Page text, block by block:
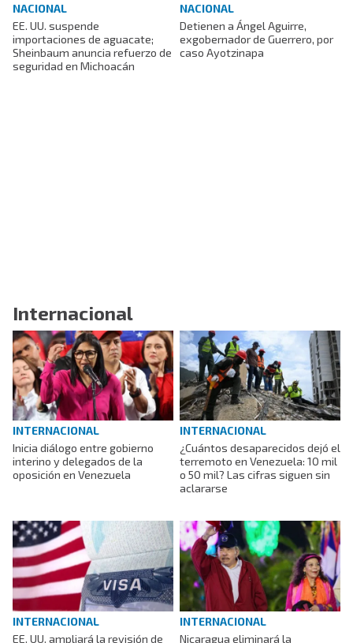
NACIONAL
EE. UU. suspende
importaciones de aguacate;
Sheinbaum anuncia refuerzo de
seguridad en Michoacán
NACIONAL
Detienen a Ángel Aguirre,
exgobernador de Guerrero, por
caso Ayotzinapa
Internacional
INTERNACIONAL
Inicia diálogo entre gobierno
interino y delegados de la
oposición en Venezuela
INTERNACIONAL
¿Cuántos desaparecidos dejó el
terremoto en Venezuela: 10 mil
o 50 mil? Las cifras siguen sin
aclararse
INTERNACIONAL
EE. UU. ampliará la revisión de
INTERNACIONAL
Nicaragua eliminará la